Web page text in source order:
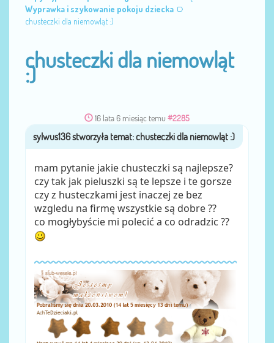
Wyprawka i szykowanie pokoju dziecka
chusteczki dla niemowląt :)
chusteczki dla niemowląt
:)
16 lata 6 miesiąc temu #2285
przezsylwus136
mam pytanie jakie chusteczki są najlepsze?
czy tak jak pieluszki są te lepsze i te gorsze
czy z husteczkami jest inaczej ze bez
wzgledu na firmę wszystkie są dobre ??
co mogłybyście mi polecić a co odradzic ??